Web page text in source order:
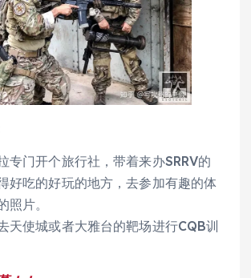
专门开个旅行社，带着来办SRRV的
好吃的好玩的地方，去参加有趣的体
照片。
天使城或者大雅台的靶场进行CQB训